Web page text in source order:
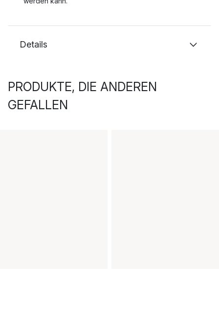
Details
PRODUKTE, DIE ANDEREN
GEFALLEN